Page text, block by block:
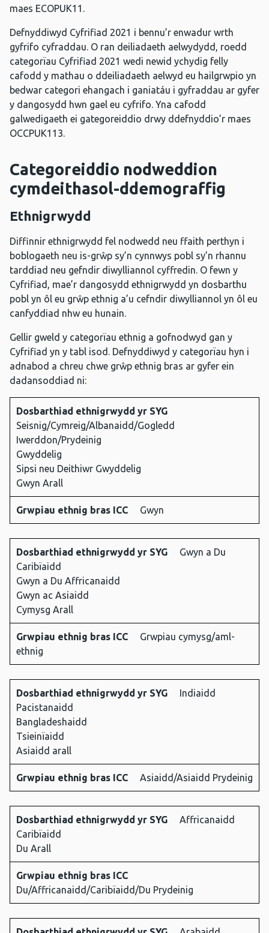
maes ECOPUK11.
Defnyddiwyd Cyfrifiad 2021 i bennu’r enwadur wrth
gyfrifo cyfraddau. O ran deiliadaeth aelwydydd, roedd
categorïau Cyfrifiad 2021 wedi newid ychydig felly
cafodd y mathau o ddeiliadaeth aelwyd eu hailgrwpio yn
bedwar categori ehangach i ganiatáu i gyfraddau ar gyfer
y dangosydd hwn gael eu cyfrifo. Yna cafodd
galwedigaeth ei gategoreiddio drwy ddefnyddio’r maes
OCCPUK113.
Categoreiddio nodweddion
cymdeithasol-ddemograffig
Ethnigrwydd
Diffinnir ethnigrwydd fel nodwedd neu ffaith perthyn i
boblogaeth neu is-grŵp sy’n cynnwys pobl sy’n rhannu
tarddiad neu gefndir diwylliannol cyffredin. O fewn y
Cyfrifiad, mae’r dangosydd ethnigrwydd yn dosbarthu
pobl yn ôl eu grŵp ethnig a’u cefndir diwylliannol yn ôl eu
canfyddiad nhw eu hunain.
Gellir gweld y categorïau ethnig a gofnodwyd gan y
Cyfrifiad yn y tabl isod. Defnyddiwyd y categorïau hyn i
adnabod a chreu chwe grŵp ethnig bras ar gyfer ein
dadansoddiad ni:
Dosbarthiad
ethnigrwydd
yr SYG
Grwpiau
ethnig
Dosbarthiad ethnigrwydd yr SYG
Seisnig/Cymreig/Albanaidd/Gogledd
Iwerddon/Prydeinig
Gwyddelig
Sipsi neu Deithiwr Gwyddelig
Gwyn Arall
Grwpiau ethnig bras ICC Gwyn
Dosbarthiad ethnigrwydd yr SYG
Gwyn a Du
Caribïaidd
Gwyn a Du Affricanaidd
Gwyn ac Asiaidd
Cymysg Arall
Grwpiau ethnig bras ICC
Grwpiau cymysg/aml-
ethnig
Dosbarthiad ethnigrwydd yr SYG
Indiaidd
Pacistanaidd
Bangladeshaidd
Tsieinïaidd
Asiaidd arall
Grwpiau ethnig bras ICC Asiaidd/Asiaidd Prydeinig
Dosbarthiad ethnigrwydd yr SYG
Affricanaidd
Caribïaidd
Du Arall
Grwpiau ethnig bras ICC
Du/Affricanaidd/Caribïaidd/Du Prydeinig